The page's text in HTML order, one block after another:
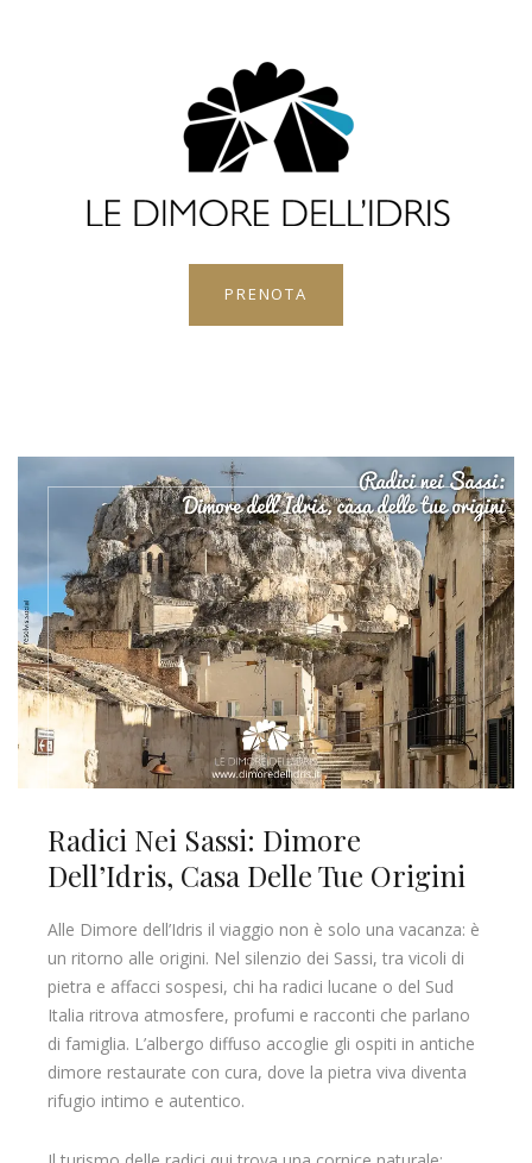
PRENOTA
Radici Nei Sassi: Dimore
Dell’Idris, Casa Delle Tue Origini
Alle Dimore dell’Idris il viaggio non è solo una vacanza: è
un ritorno alle origini. Nel silenzio dei Sassi, tra vicoli di
pietra e affacci sospesi, chi ha radici lucane o del Sud
Italia ritrova atmosfere, profumi e racconti che parlano
di famiglia. L’albergo diffuso accoglie gli ospiti in antiche
dimore restaurate con cura, dove la pietra viva diventa
rifugio intimo e autentico.